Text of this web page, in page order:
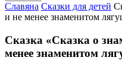
Славяна Сказки для детей
и не менее знаменитом
Сказка «Сказка о
менее знаменитом